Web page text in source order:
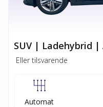
SUV | Ladehybrid
Eller tilsvarende
Automat